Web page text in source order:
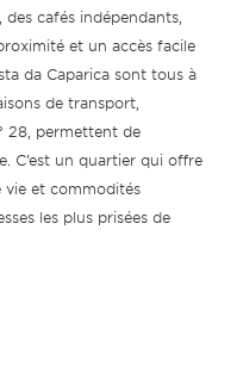
cafés indépendants,
et un accès facile
da Caparica sont tous à
de transport,
28, permettent de
C’est un quartier qui offre
vie et commodités
les plus prisées de